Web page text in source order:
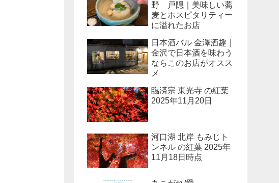
野 戸隠｜美味しい蕎
麦とホスピタリティー
に溢れたお店
日本酒バル 金澤酒趣｜
金沢で日本酒を味わう
ならこのお店がオスス
メ
臨済宗 東光寺 の紅葉
2025年11月20日
河口湖 北岸 もみじト
ンネル の紅葉 2025年
11月18日時点